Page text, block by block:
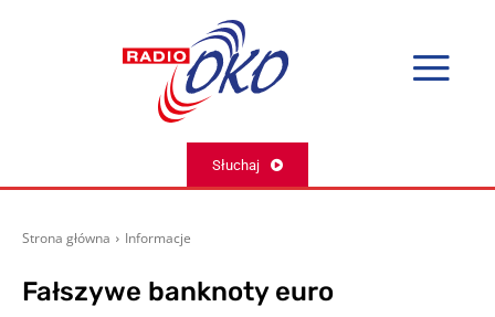
Słuchaj
Strona główna Informacje
Fałszywe banknoty euro